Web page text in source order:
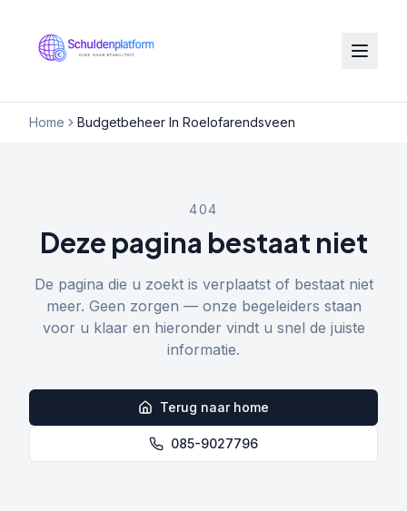
Home Budgetbeheer In Roelofarendsveen
404
Deze pagina bestaat niet
De pagina die u zoekt is verplaatst of bestaat niet
meer. Geen zorgen — onze begeleiders staan
voor u klaar en hieronder vindt u snel de juiste
informatie.
Terug naar home
085-9027796